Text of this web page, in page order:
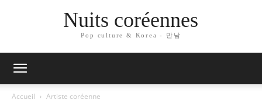
Nuits coréennes
Pop culture & Korea - 만남
Accueil Artiste coréenne